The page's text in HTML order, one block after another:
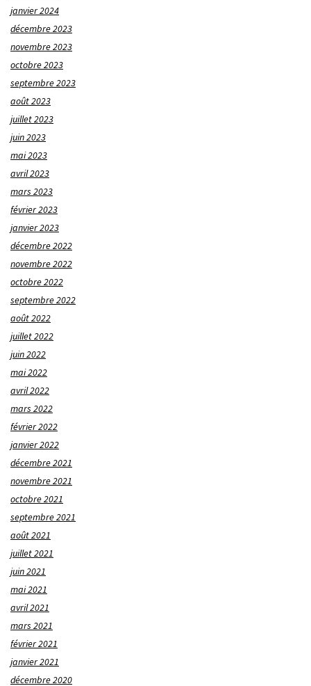
janvier 2024
décembre 2023
novembre 2023
octobre 2023
septembre 2023
août 2023
juillet 2023
juin 2023
mai 2023
avril 2023
mars 2023
février 2023
janvier 2023
décembre 2022
novembre 2022
octobre 2022
septembre 2022
août 2022
juillet 2022
juin 2022
mai 2022
avril 2022
mars 2022
février 2022
janvier 2022
décembre 2021
novembre 2021
octobre 2021
septembre 2021
août 2021
juillet 2021
juin 2021
mai 2021
avril 2021
mars 2021
février 2021
janvier 2021
décembre 2020